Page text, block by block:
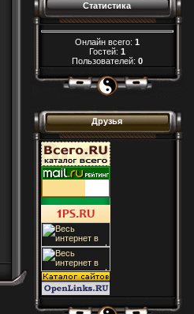
Статистика
Онлайн всего: 1
Гостей: 1
Пользователей: 0
Друзья